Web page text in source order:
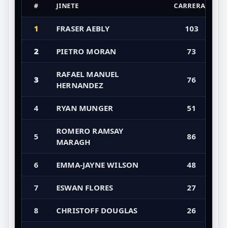
# JINETE CARRERAS
1 FRASER AEBLY 103
2 PIETRO MORAN 73
3
RAFAEL MANUEL
HERNANDEZ
76
4 RYAN MUNGER 51
5
ROMERO RAMSAY
MARAGH
86
6 EMMA-JAYNE WILSON 48
7 ESWAN FLORES 27
8 CHRISTOFF DOUGLAS 26